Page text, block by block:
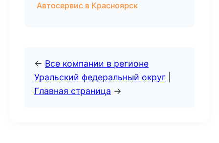
Автосервис в Красноярск
← Все компании в регионе
Уральский федеральный округ
Главная страница →